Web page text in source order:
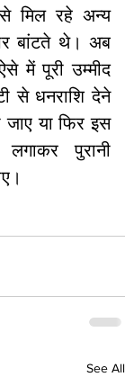
से मिल रहे अन्य
बांटते थे। अब
में पूरी उम्मीद
से धनराशि देने
या फिर इस
पुरानी
See All